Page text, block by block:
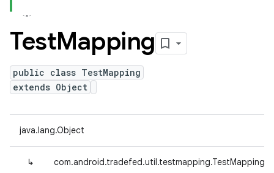
TestMapping
public class TestMapping
extends Object
java.lang.Object
↳ com.android.tradefed.util.testmapping.TestMapping